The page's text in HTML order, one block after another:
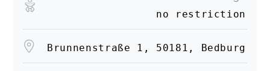
no restriction
Brunnenstraße 1, 50181, Bedburg